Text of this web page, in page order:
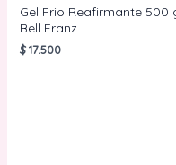
Gel Frio Reafirmante 500
Bell Franz
$17.500